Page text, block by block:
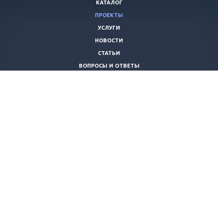
КАТАЛОГ
ПРОЕКТЫ
УСЛУГИ
НОВОСТИ
СТАТЬИ
ВОПРОСЫ И ОТВЕТЫ